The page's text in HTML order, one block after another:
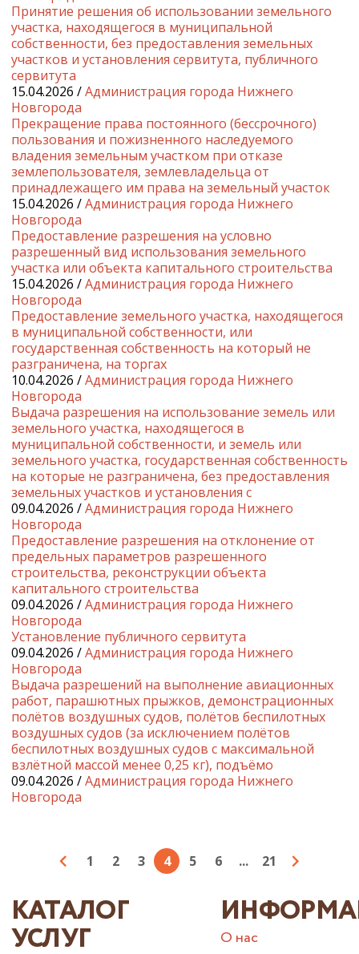
Принятие решения об использовании земельного
участка, находящегося в муниципальной
собственности, без предоставления земельных
участков и установления сервитута, публичного
сервитута
15.04.2026 /Администрация города Нижнего
Новгорода
Прекращение права постоянного (бессрочного)
пользования и пожизненного наследуемого
владения земельным участком при отказе
землепользователя, землевладельца от
принадлежащего им права на земельный участок
15.04.2026 /Администрация города Нижнего
Новгорода
Предоставление разрешения на условно
разрешенный вид использования земельного
участка или объекта капитального строительства
15.04.2026 /Администрация города Нижнего
Новгорода
Предоставление земельного участка, находящегося
в муниципальной собственности, или
государственная собственность на который не
разграничена, на торгах
10.04.2026 /Администрация города Нижнего
Новгорода
Выдача разрешения на использование земель или
земельного участка, находящегося в
муниципальной собственности, и земель или
земельного участка, государственная собственность
на которые не разграничена, без предоставления
земельных участков и установления с
09.04.2026 /Администрация города Нижнего
Новгорода
Предоставление разрешения на отклонение от
предельных параметров разрешенного
строительства, реконструкции объекта
капитального строительства
09.04.2026 /Администрация города Нижнего
Новгорода
Установление публичного сервитута
09.04.2026 /Администрация города Нижнего
Новгорода
Выдача разрешений на выполнение авиационных
работ, парашютных прыжков, демонстрационных
полётов воздушных судов, полётов беспилотных
воздушных судов (за исключением полётов
беспилотных воздушных судов с максимальной
взлётной массой менее 0,25 кг), подъёмо
09.04.2026 /Администрация города Нижнего
Новгорода
1 2 3 4 5 6 ... 21
КАТАЛОГ
УСЛУГ
О нас